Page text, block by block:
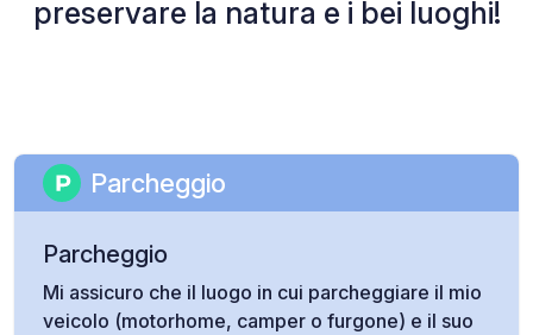
preservare la natura e i bei luoghi!
Parcheggio
Parcheggio
Mi assicuro che il luogo in cui parcheggiare il mio
veicolo (motorhome, camper o furgone) e il suo